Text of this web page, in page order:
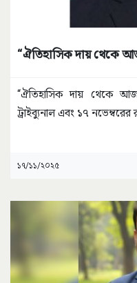
“ঐতিহাসিক দায় থেকে
“ঐতিহাসিক দায় থেকে
ট্রাইব্যুনাল এবং ১৭
১৭/১১/২০২৫